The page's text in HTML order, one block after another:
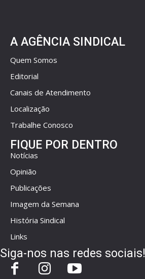
A AGÊNCIA SINDICAL
Quem Somos
Editorial
Canais de Atendimento
Localização
Trabalhe Conosco
FIQUE POR DENTRO
Notícias
Opinião
Publicações
Imagem da Semana
História Sindical
Links
Siga-nos nas redes sociais!